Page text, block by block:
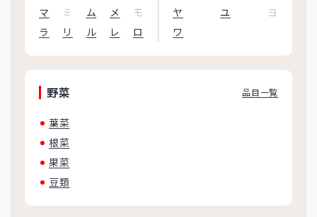
マ
ミ ム メ モ ヤ ユ
ヨ
ラ
リ ル レ ロ ワ
野菜 品目一覧
葉菜
根菜
果菜
豆類